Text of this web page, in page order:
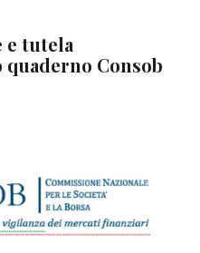
e tutela
Consob